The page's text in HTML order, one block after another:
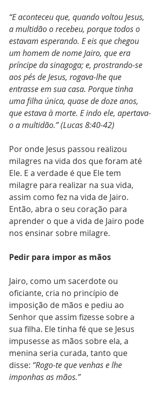
“E aconteceu que, quando voltou Jesus,
a multidão o recebeu, porque todos o
estavam esperando. E eis que chegou
um homem de nome Jairo, que era
príncipe da sinagoga; e, prostrando-se
aos pés de Jesus, rogava-lhe que
entrasse em sua casa. Porque tinha
uma filha única, quase de doze anos,
que estava à morte. E indo ele, apertava-
o a multidão.” (Lucas 8:40-42)
Por onde Jesus passou realizou
milagres na vida dos que foram até
Ele. E a verdade é que Ele tem
milagre para realizar na sua vida,
assim como fez na vida de Jairo.
Então, abra o seu coração para
aprender o que a vida de Jairo pode
nos ensinar sobre milagre.
Pedir para impor as mãos
Jairo, como um sacerdote ou
oficiante, cria no princípio de
imposição de mãos e pediu ao
Senhor que assim fizesse sobre a
sua filha. Ele tinha fé que se Jesus
impusesse as mãos sobre ela, a
menina seria curada, tanto que
disse: “Rogo-te que venhas e lhe
imponhas as mãos.”